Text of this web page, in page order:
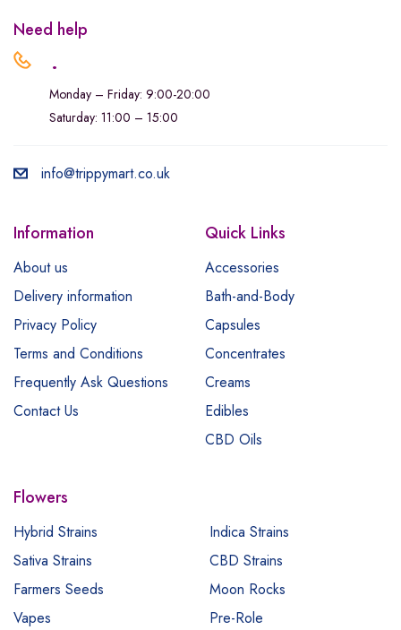
Need help
.
Monday – Friday: 9:00-20:00
Saturday: 11:00 – 15:00
info@trippymart.co.uk
Information
About us
Delivery information
Privacy Policy
Terms and Conditions
Frequently Ask Questions
Contact Us
Quick Links
Accessories
Bath-and-Body
Capsules
Concentrates
Creams
Edibles
CBD Oils
Flowers
Hybrid Strains
Indica Strains
Sativa Strains
CBD Strains
Farmers Seeds
Moon Rocks
Vapes
Pre-Role